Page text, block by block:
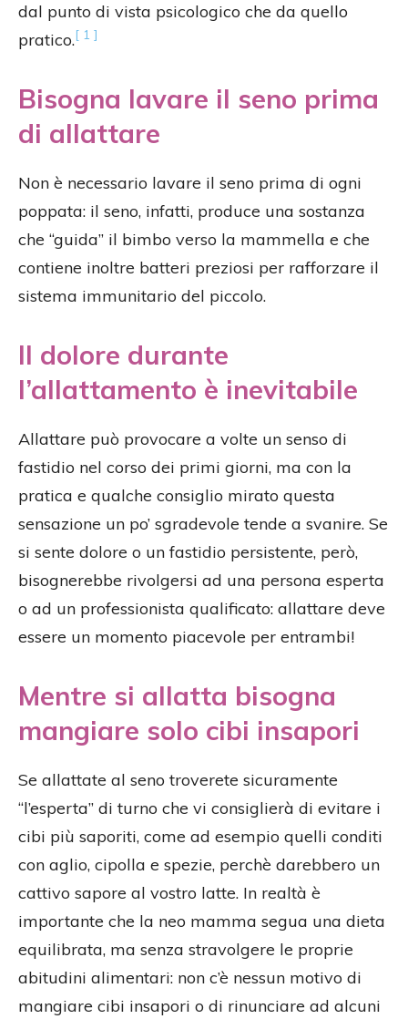
dal punto di vista psicologico che da quello
pratico.[ 1 ]
Bisogna lavare il seno prima
di allattare
Non è necessario lavare il seno prima di ogni
poppata: il seno, infatti, produce una sostanza
che “guida” il bimbo verso la mammella e che
contiene inoltre batteri preziosi per rafforzare il
sistema immunitario del piccolo.
Il dolore durante
l’allattamento è inevitabile
Allattare può provocare a volte un senso di
fastidio nel corso dei primi giorni, ma con la
pratica e qualche consiglio mirato questa
sensazione un po’ sgradevole tende a svanire. Se
si sente dolore o un fastidio persistente, però,
bisognerebbe rivolgersi ad una persona esperta
o ad un professionista qualificato: allattare deve
essere un momento piacevole per entrambi!
Mentre si allatta bisogna
mangiare solo cibi insapori
Se allattate al seno troverete sicuramente
“l’esperta” di turno che vi consiglierà di evitare i
cibi più saporiti, come ad esempio quelli conditi
con aglio, cipolla e spezie, perchè darebbero un
cattivo sapore al vostro latte. In realtà è
importante che la neo mamma segua una dieta
equilibrata, ma senza stravolgere le proprie
abitudini alimentari: non c’è nessun motivo di
mangiare cibi insapori o di rinunciare ad alcuni